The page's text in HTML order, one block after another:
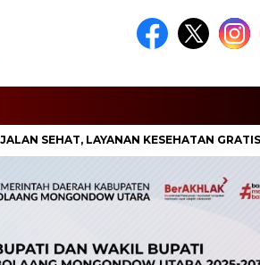
LAYANAN KESEHATAN GRATIS HINGGA